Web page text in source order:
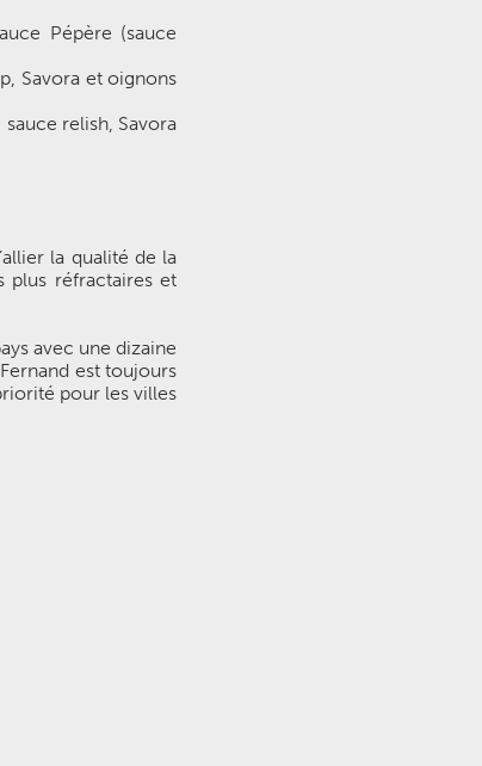
Pépère (sauce
Savora et oignons
relish, Savora
la qualité de la
plus réfractaires et
avec une dizaine
est toujours
pour les villes